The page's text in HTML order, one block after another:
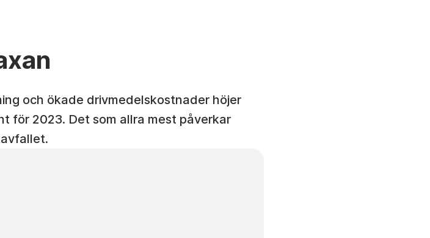
och ökade drivmedelskostnader höjer
för 2023. Det som allra mest påverkar